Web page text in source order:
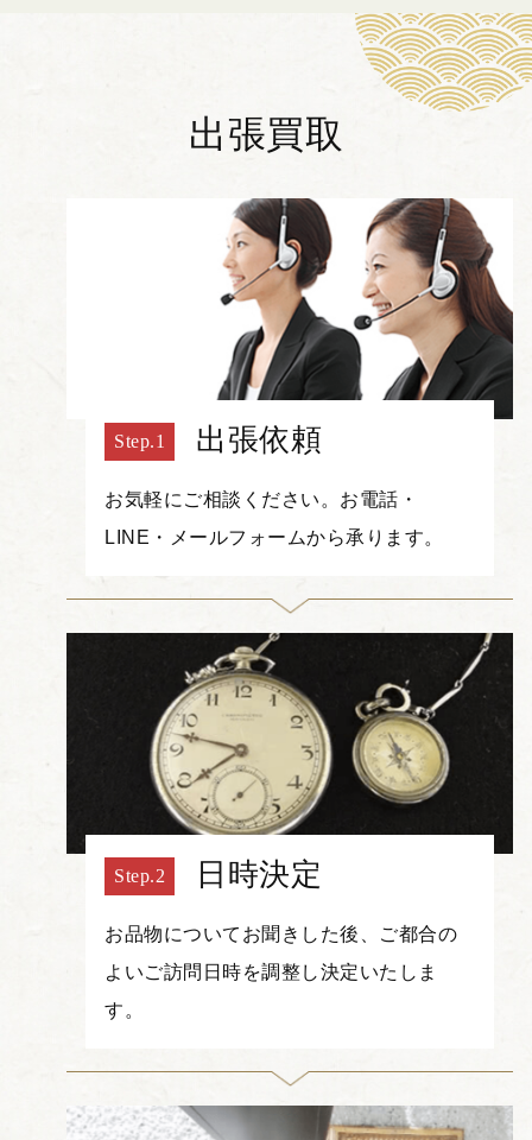
出張買取
出張依頼
お気軽にご相談ください。お電話・
LINE・メールフォームから承ります。
日時決定
お品物についてお聞きした後、ご都合の
よいご訪問日時を調整し決定いたしま
す。